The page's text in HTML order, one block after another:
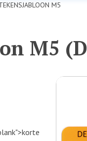
M5
M5